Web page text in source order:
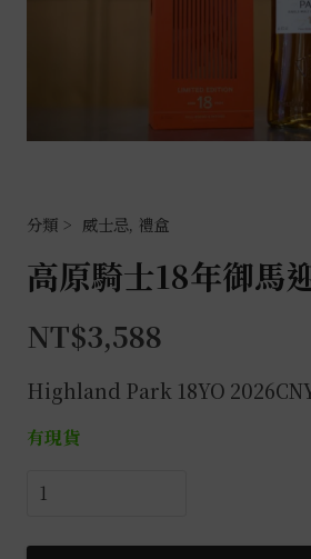
威士忌, 禮盒
高原騎士18年御馬
NT$3,588
Highland Park 18YO
有現貨
高
騎